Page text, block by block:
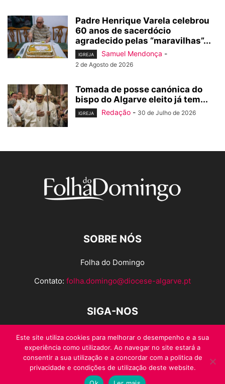
Padre Henrique Varela celebrou
60 anos de sacerdócio
agradecido pelas “maravilhas”...
IGREJA Samuel Mendonça -
2 de Agosto de 2026
Tomada de posse canónica do
bispo do Algarve eleito já tem...
IGREJA Redação - 30 de Julho de 2026
SOBRE NÓS
Folha do Domingo
Contato: folha.domingo@diocese-algarve.pt
SIGA-NOS
Este site utiliza cookies para melhorar o desempenho e a sua
experiência como utilizador. Ao navegar no site estará a
consentir a sua utilização e a concordar com a politica de
privacidade e condições de utilização deste website.